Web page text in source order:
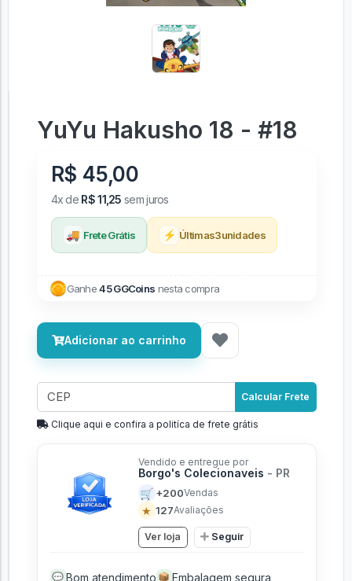
YuYu Hakusho 18 - #18
R$ 45,00
4x de R$ 11,25 sem juros
🚚 Frete Grátis ⚡ Últimas3unidades
Ganhe45 GGCoins nesta compra
Adicionar ao carrinho
Calcular Frete
Clique aqui e confira a politíca de frete grátis
Vendido e entregue por
Borgo's Colecionaveis - PR
🛒 +200Vendas
★ 127Avaliações
Ver loja Seguir
💬 Bom atendimento 📦 Embalagem segura